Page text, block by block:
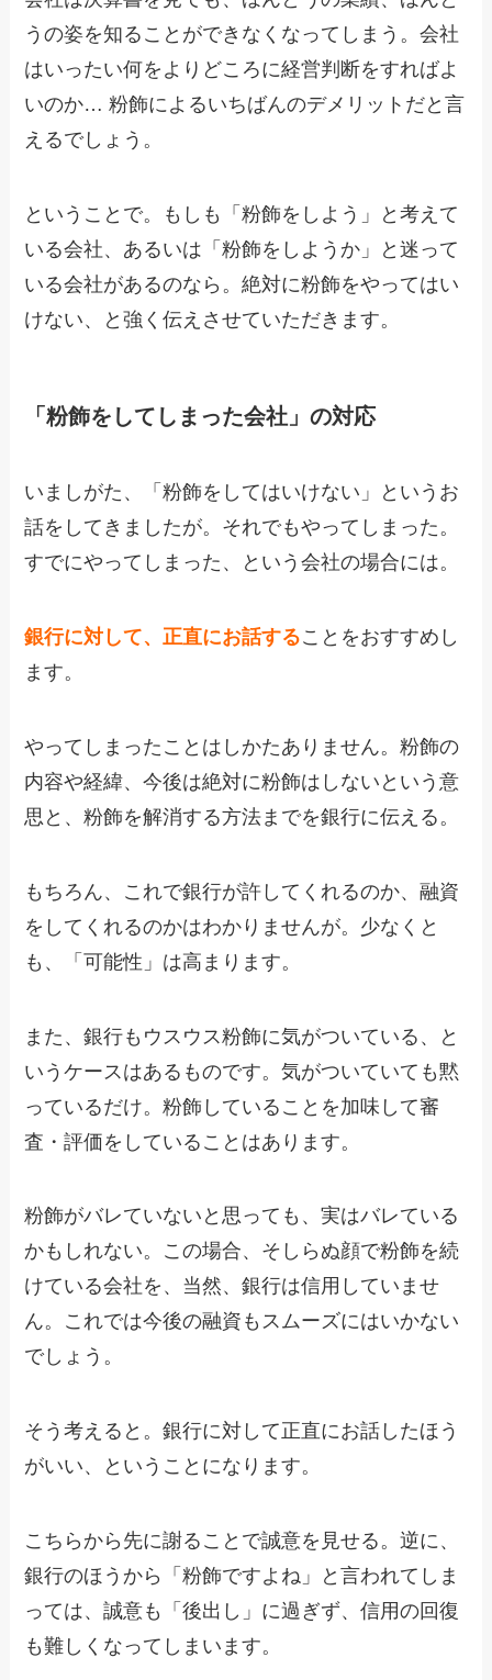
うの姿を知ることができなくなってしまう。会社
はいったい何をよりどころに経営判断をすればよ
いのか… 粉飾によるいちばんのデメリットだと言
えるでしょう。
ということで。もしも「粉飾をしよう」と考えて
いる会社、あるいは「粉飾をしようか」と迷って
いる会社があるのなら。絶対に粉飾をやってはい
けない、と強く伝えさせていただきます。
「粉飾をしてしまった会社」の対応
いましがた、「粉飾をしてはいけない」というお
話をしてきましたが。それでもやってしまった。
すでにやってしまった、という会社の場合には。
銀行に対して、正直にお話することをおすすめし
ます。
やってしまったことはしかたありません。粉飾の
内容や経緯、今後は絶対に粉飾はしないという意
思と、粉飾を解消する方法までを銀行に伝える。
もちろん、これで銀行が許してくれるのか、融資
をしてくれるのかはわかりませんが。少なくと
も、「可能性」は高まります。
また、銀行もウスウス粉飾に気がついている、と
いうケースはあるものです。気がついていても黙
っているだけ。粉飾していることを加味して審
査・評価をしていることはあります。
粉飾がバレていないと思っても、実はバレている
かもしれない。この場合、そしらぬ顔で粉飾を続
けている会社を、当然、銀行は信用していませ
ん。これでは今後の融資もスムーズにはいかない
でしょう。
そう考えると。銀行に対して正直にお話したほう
がいい、ということになります。
こちらから先に謝ることで誠意を見せる。逆に、
銀行のほうから「粉飾ですよね」と言われてしま
っては、誠意も「後出し」に過ぎず、信用の回復
も難しくなってしまいます。